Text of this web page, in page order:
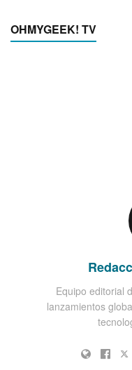
OHMYGEEK! TV
Equipo editorial
lanzamientos